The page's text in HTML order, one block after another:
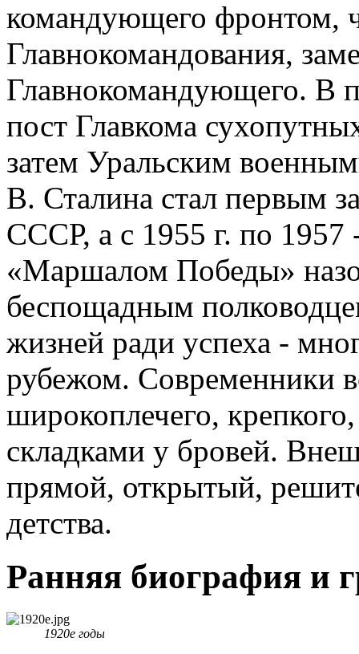
командующего фронтом,
Главнокомандования,
Главнокомандующего. В
пост Главкома
затем Уральским
В. Сталина стал первым
СССР, а с 1955 г. по
«Маршалом Победы»
беспощадным
жизней ради успеха -
рубежом. Современники
широкоплечего,
складками у бровей.
прямой, открытый,
детства.
Ранняя биография и
1920е годы